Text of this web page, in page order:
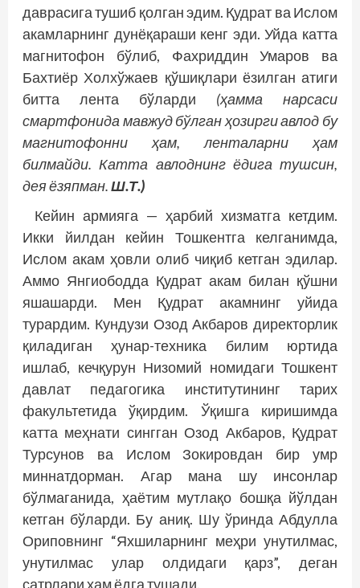
даврасига тушиб қолган эдим. Қудрат ва Ислом
акамларнинг дунёқараши кенг эди. Уйда катта
магнитофон бўлиб, Фахриддин Умаров ва
Бахтиёр Холхўжаев қўшиқлари ёзилган атиги
битта лента бўларди (ҳамма нарсаси
смартфонида мавжуд бўлган ҳозирги авлод бу
магнитофонни ҳам, ленталарни ҳам
билмайди. Катта авлоднинг ёдига тушсин,
дея ёзяпман.Ш.Т.)
Кейин армияга — ҳарбий хизматга кетдим.
Икки йилдан кейин Тошкентга келганимда,
Ислом акам ҳовли олиб чиқиб кетган эдилар.
Аммо Янгиободда Қудрат акам билан қўшни
яшашарди. Мен Қудрат акамнинг уйида
турардим. Кундузи Озод Акбаров директорлик
қиладиган ҳунар-техника билим юртида
ишлаб, кечқурун Низомий номидаги Тошкент
давлат педагогика институтининг тарих
факультетида ўқирдим. Ўқишга киришимда
катта меҳнати сингган Озод Акбаров, Қудрат
Турсунов ва Ислом Зокировдан бир умр
миннатдорман. Агар мана шу инсонлар
бўлмаганида, ҳаётим мутлақо бошқа йўлдан
кетган бўларди. Бу аниқ. Шу ўринда Абдулла
Ориповнинг “Яхшиларнинг меҳри унутилмас,
унутилмас улар олдидаги қарз”, деган
сатрлари ҳам ёдга тушади.